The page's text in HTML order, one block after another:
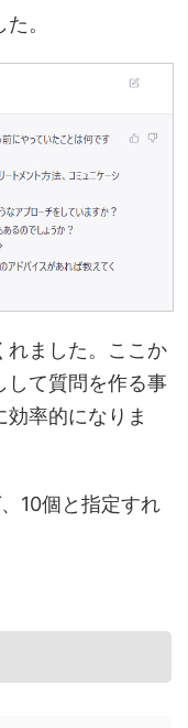
。
れました。ここか
して質問を作る事
率的になりま
10個と指定すれ